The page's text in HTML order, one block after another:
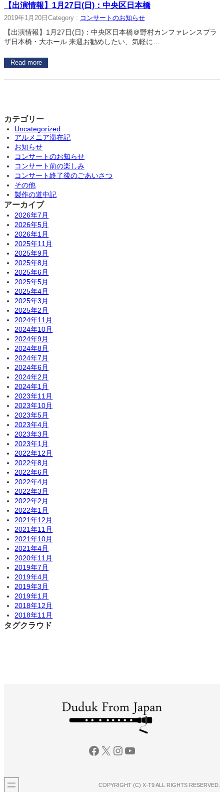
【出演情報】1月27日(日)：中央区日本橋
2019年1月20日 Category : コンサートのお知らせ
【出演情報】1月27日(日)：中央区日本橋＠野村カンファレンスプラ
ザ日本橋・大ホール 来週お勧めしたい、気軽に…
Read more
カテゴリー
Uncategorized
アルメニア滞在記
お知らせ
コンサートのお知らせ
コンサート前の楽しみ
コンサート終了後のごあいさつ
その他
製作の道中記
アーカイブ
2026年7月
2026年5月
2026年1月
2025年11月
2025年9月
2025年8月
2025年6月
2025年5月
2025年4月
2025年3月
2025年2月
2024年11月
2024年10月
2024年9月
2024年8月
2024年7月
2024年6月
2024年2月
2024年1月
2023年11月
2023年10月
2023年5月
2023年4月
2023年3月
2023年1月
2022年12月
2022年8月
2022年6月
2022年4月
2022年3月
2022年2月
2022年1月
2021年12月
2021年11月
2021年10月
2021年4月
2020年11月
2019年7月
2019年4月
2019年3月
2019年1月
2018年12月
2018年11月
タグクラウド
Facebook
X Instagram
YouTube
COPYRIGHT (C) X-T9 ALL RIGHTS RESERVED.